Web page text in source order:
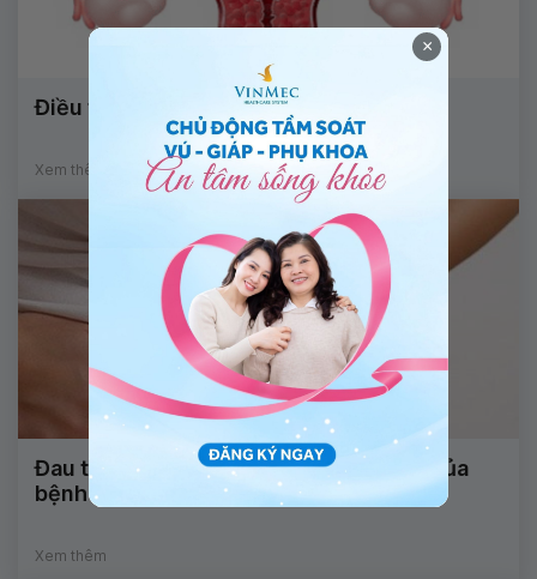
Điều trị viêm âm đạo
Xem thêm
Đau tức bụng dưới kéo dài là dấu hiệu của
bệnh gì?
Xem thêm
×